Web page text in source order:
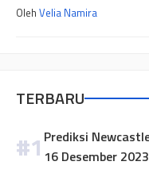
Oleh Velia Namira
TERBARU
Prediksi
16 Desember 2023